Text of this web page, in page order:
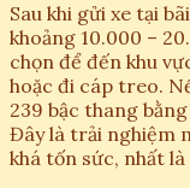
Sau khi gửi xe tại
khoảng 10.000 –
chọn để đến khu
hoặc đi cáp treo.
239 bậc thang
Đây là trải nghiệm
khá tốn sức, nhất